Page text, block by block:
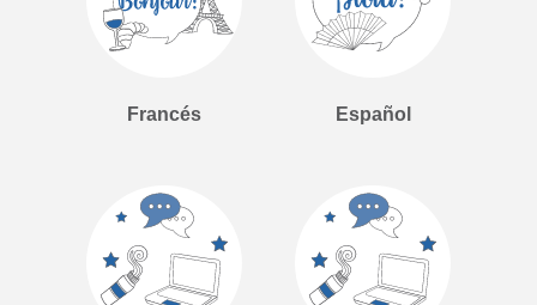
Francés Español